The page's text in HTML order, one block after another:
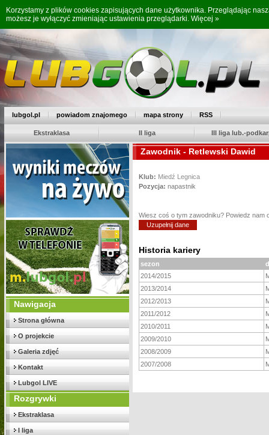
Korzystamy z plików cookies zapisujących dane użytkownika. Przeglądając
możesz je wyłączyć zmieniając ustawienia przeglądarki. Więcej »
lubgol.pl powiadom znajomego mapa strony RSS
Ekstraklasa II liga III liga lub.-
Nawigacja
Strona główna
O projekcie
Galeria zdjęć
Kontakt
Lubgol LIVE
Rozgrywki
Ekstraklasa
I liga
Zawodnik - Retlewski Dawid
Klub: Miedź Legnica
Pozycja: napastnik
Wiesz coś o tym zawodniku? Powiedz nam
Uzupełnij dane
Historia kariery
sezon
2014/2015
2013/2014
2012/2013
2011/2012
2010/2011
2009/2010
2008/2009
2007/2008